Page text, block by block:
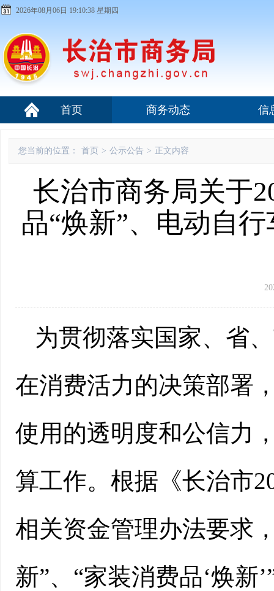
2026年08月06日 19:10:38 星期四
首页 商务动态 信
您当前的位置： 首页 > 公示公告 > 正文内容
长治市商务局关于
品“焕新”、电动自
为贯彻落实国家、省
在消费活力的决策部署
使用的透明度和公信力
算工作。根据《长治市
相关资金管理办法要求
新”、“家装消费品‘焕新